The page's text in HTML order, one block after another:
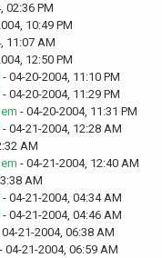
02:36 PM
10:49 PM
11:07 AM
12:50 PM
- 04-20-2004, 11:10 PM
- 04-20-2004, 11:29 PM
- 04-20-2004, 11:31 PM
- 04-21-2004, 12:28 AM
AM
- 04-21-2004, 12:40 AM
AM
- 04-21-2004, 04:34 AM
- 04-21-2004, 04:46 AM
04-21-2004, 06:38 AM
- 04-21-2004, 06:59 AM